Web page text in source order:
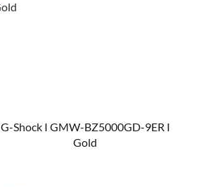
G-Shock I GMW-BZ5000GD-9ER I
Gold